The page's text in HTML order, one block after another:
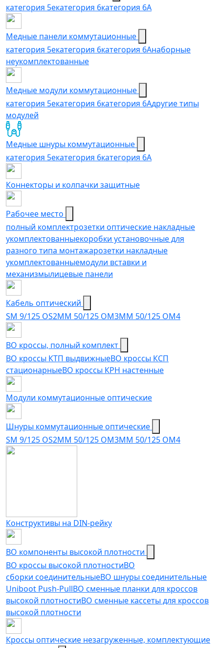
категория 5eкатегория 6категория 6А
Медные панели коммутационные
категория 5екатегория 6категория 6Aнаборные
неукомплектованные
Медные модули коммутационные
категория 5екатегория 6категория 6Aдругие типы
модулей
Медные шнуры коммутационные
категория 5eкатегория 6категория 6A
Коннекторы и колпачки защитные
Рабочее место
полный комплектрозетки оптические накладные
укомплектованныекоробки установочные для
разного типа монтажарозетки накладные
укомплектованныемодули вставки и
механизмылицевые панели
Кабель оптический
SM 9/125 OS2MM 50/125 OM3MM 50/125 OM4
ВО кроссы, полный комплект
ВО кроссы КТП выдвижныеВО кроссы КСП
стационарныеВО кроссы КРН настенные
Модули коммутационные оптические
Шнуры коммутационные оптические
SM 9/125 OS2MM 50/125 OM3MM 50/125 OM4
Конструктивы на DIN-рейку
ВО компоненты высокой плотности
ВО кроссы высокой плотностиВО
сборки соединительныеВО шнуры соединительные
Uniboot Push-PullВО сменные планки для кроссов
высокой плотностиВО сменные кассеты для кроссов
высокой плотности
Кроссы оптические незагруженные, комплектующие